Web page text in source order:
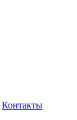
Контакты